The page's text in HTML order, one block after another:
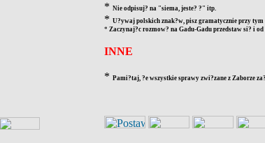
* Nie odpisuj? na "siema, jeste? ?" itp.
* U?ywaj polskich znak?w, pisz gramatycznie przy
* Zaczynaj?c rozmow? na Gadu-Gadu przedstaw si? i
INNE
* Pami?taj, ?e wszystkie sprawy zwi?zane z Zaborze